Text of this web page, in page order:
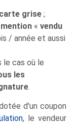
grise ;
mention « vendu
/ année et aussi
le cas où le
les
.
d'un coupon
, le vendeur